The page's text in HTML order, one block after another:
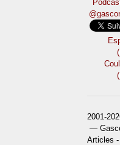
2001-
—
Articles